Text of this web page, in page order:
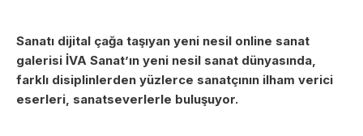
Sanatı dijital çağa taşıyan yeni nesil online sanat
galerisi İVA Sanat’ın yeni nesil sanat dünyasında,
farklı disiplinlerden yüzlerce sanatçının ilham verici
eserleri, sanatseverlerle buluşuyor.